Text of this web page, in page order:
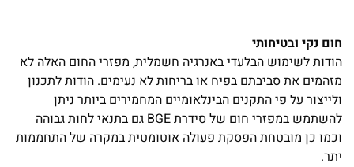
חום נקי ובטיחותי
הודות לשימוש הבלעדי באנרגיה חשמלית, מפזרי החום האלה לא
מזהמים את סביבתם בפיח או בריחות לא נעימים. הודות לתכנון
ולייצור על פי התקנים הבינלאומיים המחמירים ביותר ניתן
להשתמש במפזרי חום של סידרת BGE גם בתנאי לחות גבוהה
וכמו כן מובטחת הפסקת פעולה אוטומטית במקרה של התחממות
יתר.